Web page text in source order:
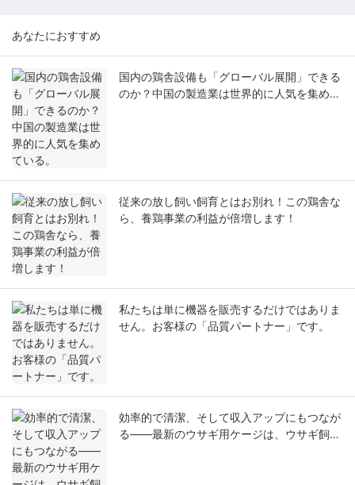
あなたにおすすめ
国内の鶏舎設備も「グローバル展開」できる
のか？中国の製造業は世界的に人気を集めて
従来の放し飼い飼育とはお別れ！この鶏舎な
ら、養鶏事業の利益が倍増します！
私たちは単に機器を販売するだけではありま
せん。お客様の「品質パートナー」です。
効率的で清潔、そして収入アップにもつなが
る――最新のウサギ用ケージは、ウサギ飼育